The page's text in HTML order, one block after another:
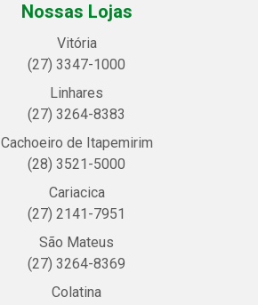
Nossas Lojas
Vitória
(27) 3347-1000
Linhares
(27) 3264-8383
Cachoeiro de Itapemirim
(28) 3521-5000
Cariacica
(27) 2141-7951
São Mateus
(27) 3264-8369
Colatina